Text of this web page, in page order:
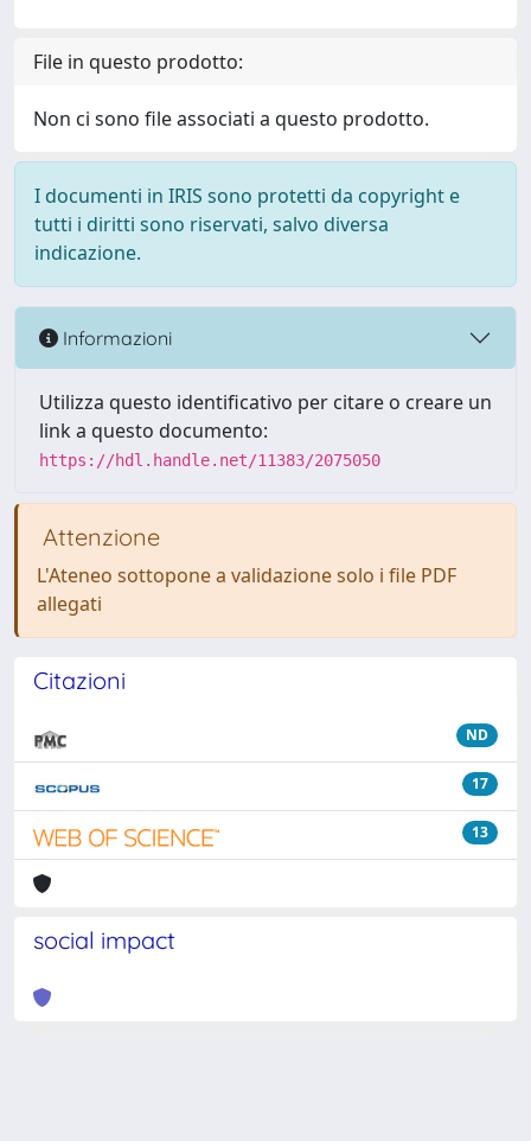
File in questo prodotto:
Non ci sono file associati a questo prodotto.
I documenti in IRIS sono protetti da copyright e
tutti i diritti sono riservati, salvo diversa
indicazione.
Informazioni
Utilizza questo identificativo per citare o creare un
link a questo documento:
https://hdl.handle.net/11383/2075050
Attenzione
L'Ateneo sottopone a validazione solo i file PDF
allegati
Citazioni
ND
17
13
social impact